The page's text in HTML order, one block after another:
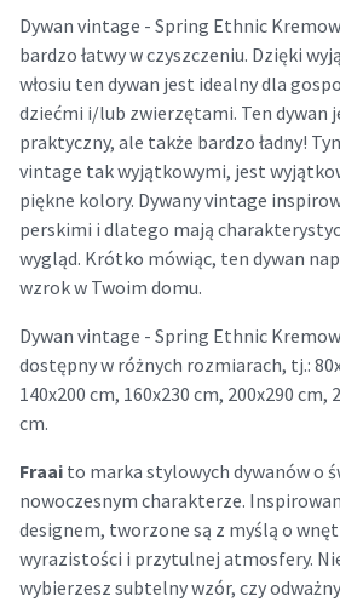
Dywan vintage - Spring Ethnic
bardzo łatwy w czyszczeniu. Dzięki
włosiu ten dywan jest idealny dla
dziećmi i/lub zwierzętami. Ten dywan
praktyczny, ale także bardzo ładny!
vintage tak wyjątkowymi, jest
piękne kolory. Dywany vintage
perskimi i dlatego mają
wygląd. Krótko mówiąc, ten dywan
wzrok w Twoim domu.
Dywan vintage - Spring Ethnic
dostępny w różnych rozmiarach, tj.:
140x200 cm, 160x230 cm, 200x290 cm,
cm.
Fraai to marka stylowych dywanów o
nowoczesnym charakterze.
designem, tworzone są z myślą o
wyrazistości i przytulnej atmosfery.
wybierzesz subtelny wzór, czy